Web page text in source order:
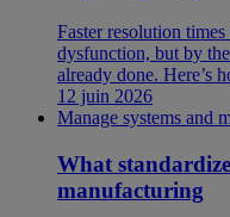
Faster resolution
dysfunction, but by
already done. Here’s
12 juin 2026
Manage systems and
What
manufacturing